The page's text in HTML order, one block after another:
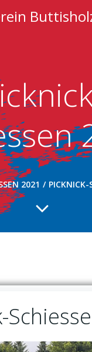
Inhalt
2021 PICKNICK-